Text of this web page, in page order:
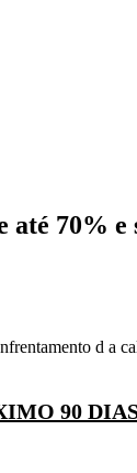
70% e
d a
90